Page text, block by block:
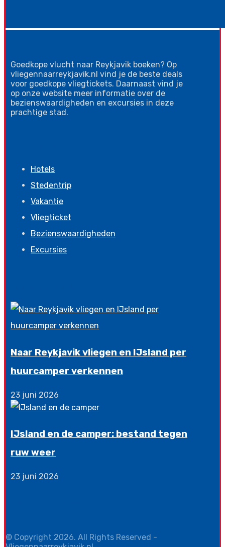
Goedkope vlucht naar Reykjavik boeken? Op
vliegennaarreykjavik.nl vind je de beste deals
voor goedkope vliegtickets. Daarnaast vind je
op onze website meer informatie over de
bezienswaardigheden en excursies in deze
prachtige stad.
Hotels
Stedentrip
Vakantie
Vliegticket
Bezienswaardigheden
Excursies
Naar Reykjavik vliegen en IJsland per
huurcamper verkennen
23 juni 2026
IJsland en de camper: bestand tegen
ruw weer
23 juni 2026
© Copyright 2026. All Rights Reserved -